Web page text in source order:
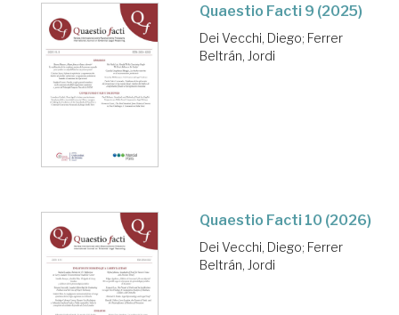
Quaestio Facti 9 (2025)
Dei Vecchi, Diego; Ferrer
Beltrán, Jordi
Quaestio Facti 10 (2026)
Dei Vecchi, Diego; Ferrer
Beltrán, Jordi